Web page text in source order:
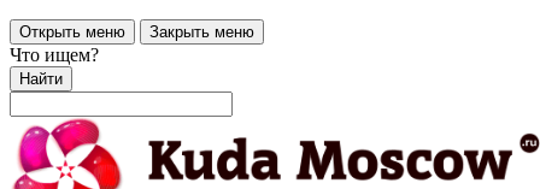
Открыть меню Закрыть меню
Что ищем?
Найти